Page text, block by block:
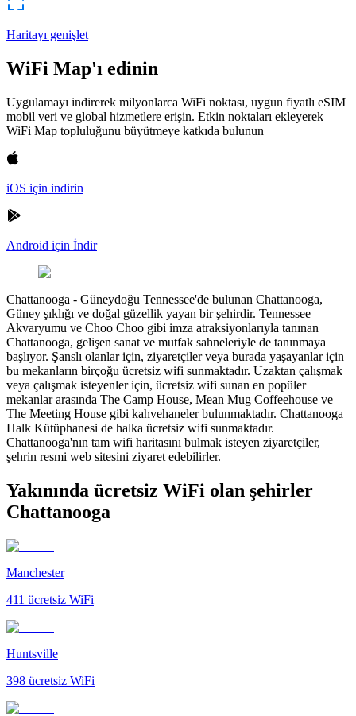
Haritayı genişlet
WiFi Map'ı edinin
Uygulamayı indirerek milyonlarca WiFi noktası, uygun fiyatlı eSIM
mobil veri ve global hizmetlere erişin. Etkin noktaları ekleyerek
WiFi Map topluluğunu büyütmeye katkıda bulunun
iOS için indirin
Android için İndir
Chattanooga - Güneydoğu Tennessee'de bulunan Chattanooga,
Güney şıklığı ve doğal güzellik yayan bir şehirdir. Tennessee
Akvaryumu ve Choo Choo gibi imza atraksiyonlarıyla tanınan
Chattanooga, gelişen sanat ve mutfak sahneleriyle de tanınmaya
başlıyor. Şanslı olanlar için, ziyaretçiler veya burada yaşayanlar için
bu mekanların birçoğu ücretsiz wifi sunmaktadır. Uzaktan çalışmak
veya çalışmak isteyenler için, ücretsiz wifi sunan en popüler
mekanlar arasında The Camp House, Mean Mug Coffeehouse ve
The Meeting House gibi kahvehaneler bulunmaktadır. Chattanooga
Halk Kütüphanesi de halka ücretsiz wifi sunmaktadır.
Chattanooga'nın tam wifi haritasını bulmak isteyen ziyaretçiler,
şehrin resmi web sitesini ziyaret edebilirler.
Yakınında ücretsiz WiFi olan şehirler
Chattanooga
Manchester
411 ücretsiz WiFi
Huntsville
398 ücretsiz WiFi